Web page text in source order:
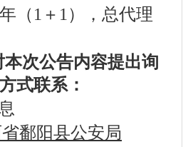
（1＋1），总代理
本次公告内容提出询
式联系：
鄱阳县公安局